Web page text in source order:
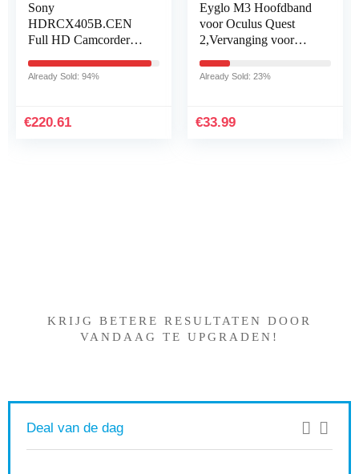
Sony
HDRCX405B.CEN
Full HD Camcorder
60x Helder Beeld,
Shot…
Already Sold: 94%
220.61
Eyglo M3 Hoofdband
voor Oculus Quest
2,Vervanging voor
Riem,Verstelbare riem
Already Sold: 23%
33.99
KRIJG BETERE RESULTATEN DOOR
VANDAAG TE UPGRADEN!
Deal van de dag